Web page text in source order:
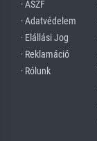
· ÁSZF
· Adatvédelem
· Elállási Jog
· Reklamáció
· Rólunk